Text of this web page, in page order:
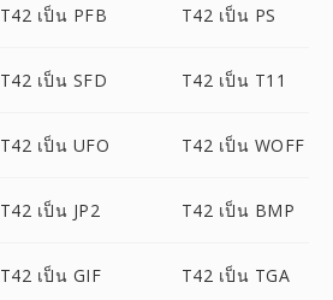
T42 เป็น PFB T42 เป็น PS
T42 เป็น SFD T42 เป็น T11
T42 เป็น UFO T42 เป็น WOFF
T42 เป็น JP2 T42 เป็น BMP
T42 เป็น GIF T42 เป็น TGA